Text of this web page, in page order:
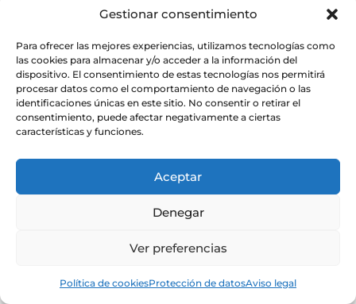
Gestionar consentimiento
Para ofrecer las mejores experiencias, utilizamos tecnologías como
las cookies para almacenar y/o acceder a la información del
dispositivo. El consentimiento de estas tecnologías nos permitirá
procesar datos como el comportamiento de navegación o las
identificaciones únicas en este sitio. No consentir o retirar el
consentimiento, puede afectar negativamente a ciertas
características y funciones.
Aceptar
Denegar
Ver preferencias
Política de cookiesProtección de datosAviso legal
Dates:01/08/2025 - 31/07/2030
EURYC25007
AYUDAS A LA COFINANCIACIÓN DE LOS CONTRATOS
RAMÓN Y CAJAL QUE ESTÉN DESARROLLANDO UN
Realizing the next-generation Event Horizon
Telescope for Time Resolving Black Hole
Event Horizons (TEA)
José Luis Gómez Fernández
OTR15624